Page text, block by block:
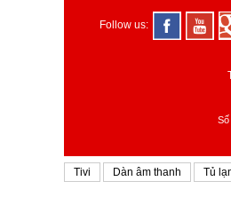
Follow us:
Tivi Dàn âm thanh Tủ